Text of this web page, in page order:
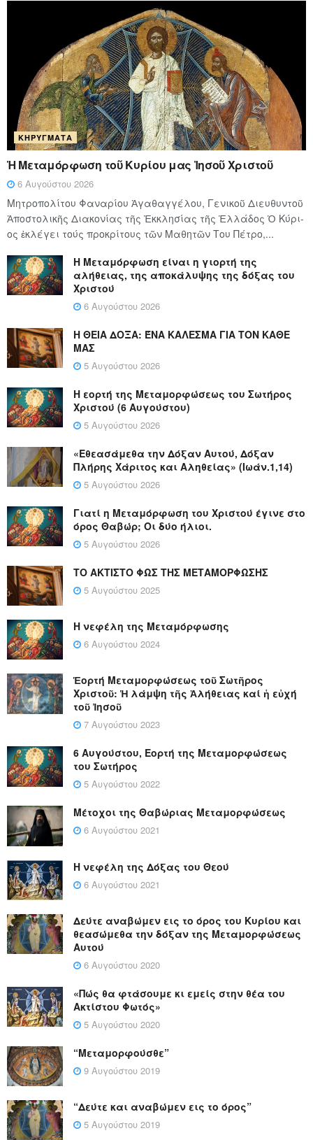
ΚΗΡΎΓΜΑΤΑ
Ἡ Μεταμόρφωση τοῦ Κυρίου μας Ἰησοῦ Χριστοῦ
6 Αυγούστου 2026
Μητροπολίτου Φαναρίου Ἀγαθαγγέλου, Γενικοῦ Διευθυντοῦ
Ἀποστολικῆς Διακονίας τῆς Ἐκκλησίας τῆς Ἑλλάδος Ὁ Κύ­ρι­
ος ἐκλέγει τούς προ­κρί­τους τῶν Μα­θη­τῶν Του Πέ­τρο,...
Η Μεταμόρφωση είναι η γιορτή της
αλήθειας, της αποκάλυψης της δόξας του
Χριστού
6 Αυγούστου 2026
Η ΘΕΙΑ ΔΟΞΑ: ΈΝΑ ΚΑΛΕΣΜΑ ΓΙΑ ΤΟΝ ΚΑΘΕ
ΜΑΣ
5 Αυγούστου 2026
Η εορτή της Μεταμορφώσεως του Σωτήρος
Χριστού (6 Αυγούστου)
5 Αυγούστου 2026
«Εθεασάμεθα την Δόξαν Αυτού, Δόξαν
Πλήρης Χάριτος και Αληθείας» (Ιωάν.1,14)
5 Αυγούστου 2026
Γιατί η Μεταμόρφωση του Χριστού έγινε στο
όρος Θαβώρ; Οι δύο ήλιοι.
5 Αυγούστου 2026
ΤΟ ΑΚΤΙΣΤΟ ΦΩΣ ΤΗΣ ΜΕΤΑΜΟΡΦΩΣΗΣ
5 Αυγούστου 2025
Η νεφέλη της Μεταμόρφωσης
6 Αυγούστου 2024
Ἑορτή Μεταμορφώσεως τοῦ Σωτῆρος
Χριστοῦ: Ἡ λάμψη τῆς Ἀλήθειας καί ἡ εὐχή
τοῦ Ἰησοῦ
7 Αυγούστου 2023
6 Αυγούστου, Εορτή της Μεταμορφώσεως
του Σωτήρος
5 Αυγούστου 2022
Μέτοχοι της Θαβώριας Μεταμορφώσεως
6 Αυγούστου 2021
Η νεφέλη της Δόξας του Θεού
6 Αυγούστου 2021
Δεύτε αναβώμεν εις το όρος του Κυρίου και
θεασώμεθα την δόξαν της Μεταμορφώσεως
Αυτού
6 Αυγούστου 2020
«Πώς θα φτάσουμε κι εμείς στην θέα του
Ακτίστου Φωτός»
5 Αυγούστου 2020
“Μεταμορφούσθε”
9 Αυγούστου 2019
“Δεύτε και αναβώμεν εις το όρος”
5 Αυγούστου 2019